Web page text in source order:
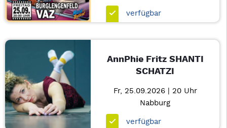
verfügbar
AnnPhie Fritz SHANTI
SCHATZI
Fr, 25.09.2026 | 20 Uhr
Nabburg
verfügbar